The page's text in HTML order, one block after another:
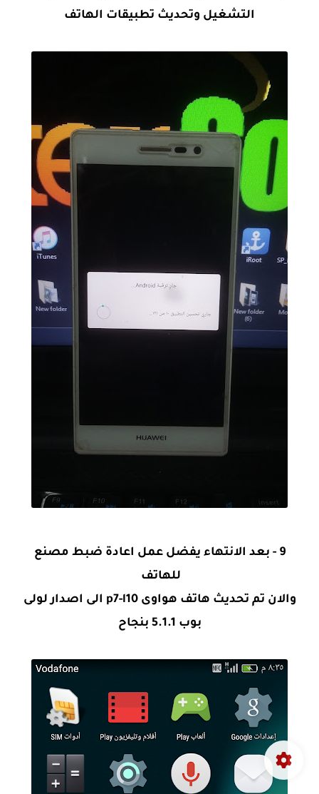
التشغيل وتحديث تطبيقات الهاتف
9 - بعد الانتهاء يفضل عمل اعادة ضبط مصنع
للهاتف
والان تم تحديث هاتف هواوى p7-l10 الى اصدار لولى
بوب 5.1.1 بنجاح